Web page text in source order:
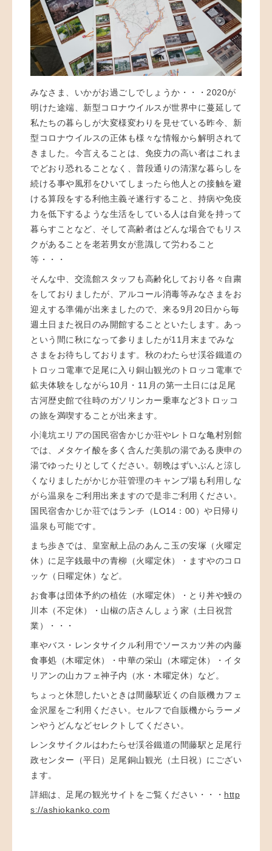
みなさま、いかがお過ごしでしょうか・・・2020が
明けた途端、新型コロナウイルスが世界中に蔓延して
私たちの暮らしが大変様変わりを見せている昨今、新
型コロナウイルスの正体も様々な情報から解明されて
きました。今言えることは、免疫力の高い者はこれま
でどおり恐れることなく、普段通りの清潔な暮らしを
続ける事や風邪をひいてしまったら他人との接触を避
ける算段をする利他主義そ遂行すること、持病や免疫
力を低下するような生活をしている人は自覚を持って
暮らすことなど、そして高齢者はどんな場合でもリス
クがあることを老若男女が意識して労わること
等・・・
そんな中、交流館スタッフも高齢化しており各々自粛
をしておりましたが、アルコール消毒等みなさまをお
迎えする準備が出来ましたので、来る9月20日から毎
週土日また祝日のみ開館することといたします。あっ
という間に秋になって参りましたが11月末までみな
さまをお待ちしております。秋のわたらせ渓谷鐵道の
トロッコ電車で足尾に入り銅山観光のトロッコ電車で
鉱夫体験をしながら10月・11月の第一土日には足尾
古河歴史館で往時のガソリンカー乗車など3トロッコ
の旅を満喫することが出来ます。
小滝坑エリアの国民宿舎かじか荘やレトロな亀村別館
では、メタケイ酸を多く含んだ美肌の湯である庚申の
湯でゆったりとしてください。朝晩はずいぶんと涼し
くなりましたがかじか荘管理のキャンプ場も利用しな
がら温泉をご利用出来ますので是非ご利用ください。
国民宿舎かじか荘ではランチ（LO14：00）や日帰り
温泉も可能です。
まち歩きでは、皇室献上品のあんこ玉の安塚（火曜定
休）に足字銭最中の青柳（火曜定休）・ますやのコロ
ッケ（日曜定休）など。
お食事は団体予約の植佐（水曜定休）・とり丼や鰻の
川本（不定休）・山椒の店さんしょう家（土日祝営
業）・・・
車やバス・レンタサイクル利用でソースカツ丼の内藤
食事処（木曜定休）・中華の栄山（木曜定休）・イタ
リアンの山カフェ神子内（水・木曜定休）など。
ちょっと休憩したいときは間藤駅近くの自販機カフェ
金沢屋をご利用ください。セルフで自販機からラーメ
ンやうどんなどセレクトしてください。
レンタサイクルはわたらせ渓谷鐵道の間藤駅と足尾行
政センター（平日）足尾銅山観光（土日祝）にござい
ます。
詳細は、足尾の観光サイトをご覧ください・・・ http
s://ashiokanko.com